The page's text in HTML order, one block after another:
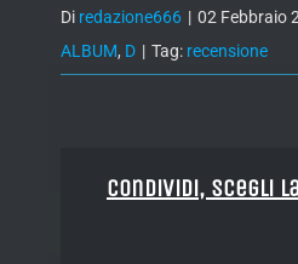
Di redazione666 | 02 Febbraio
ALBUM, D | Tag: recensione
Condividi, Scegli